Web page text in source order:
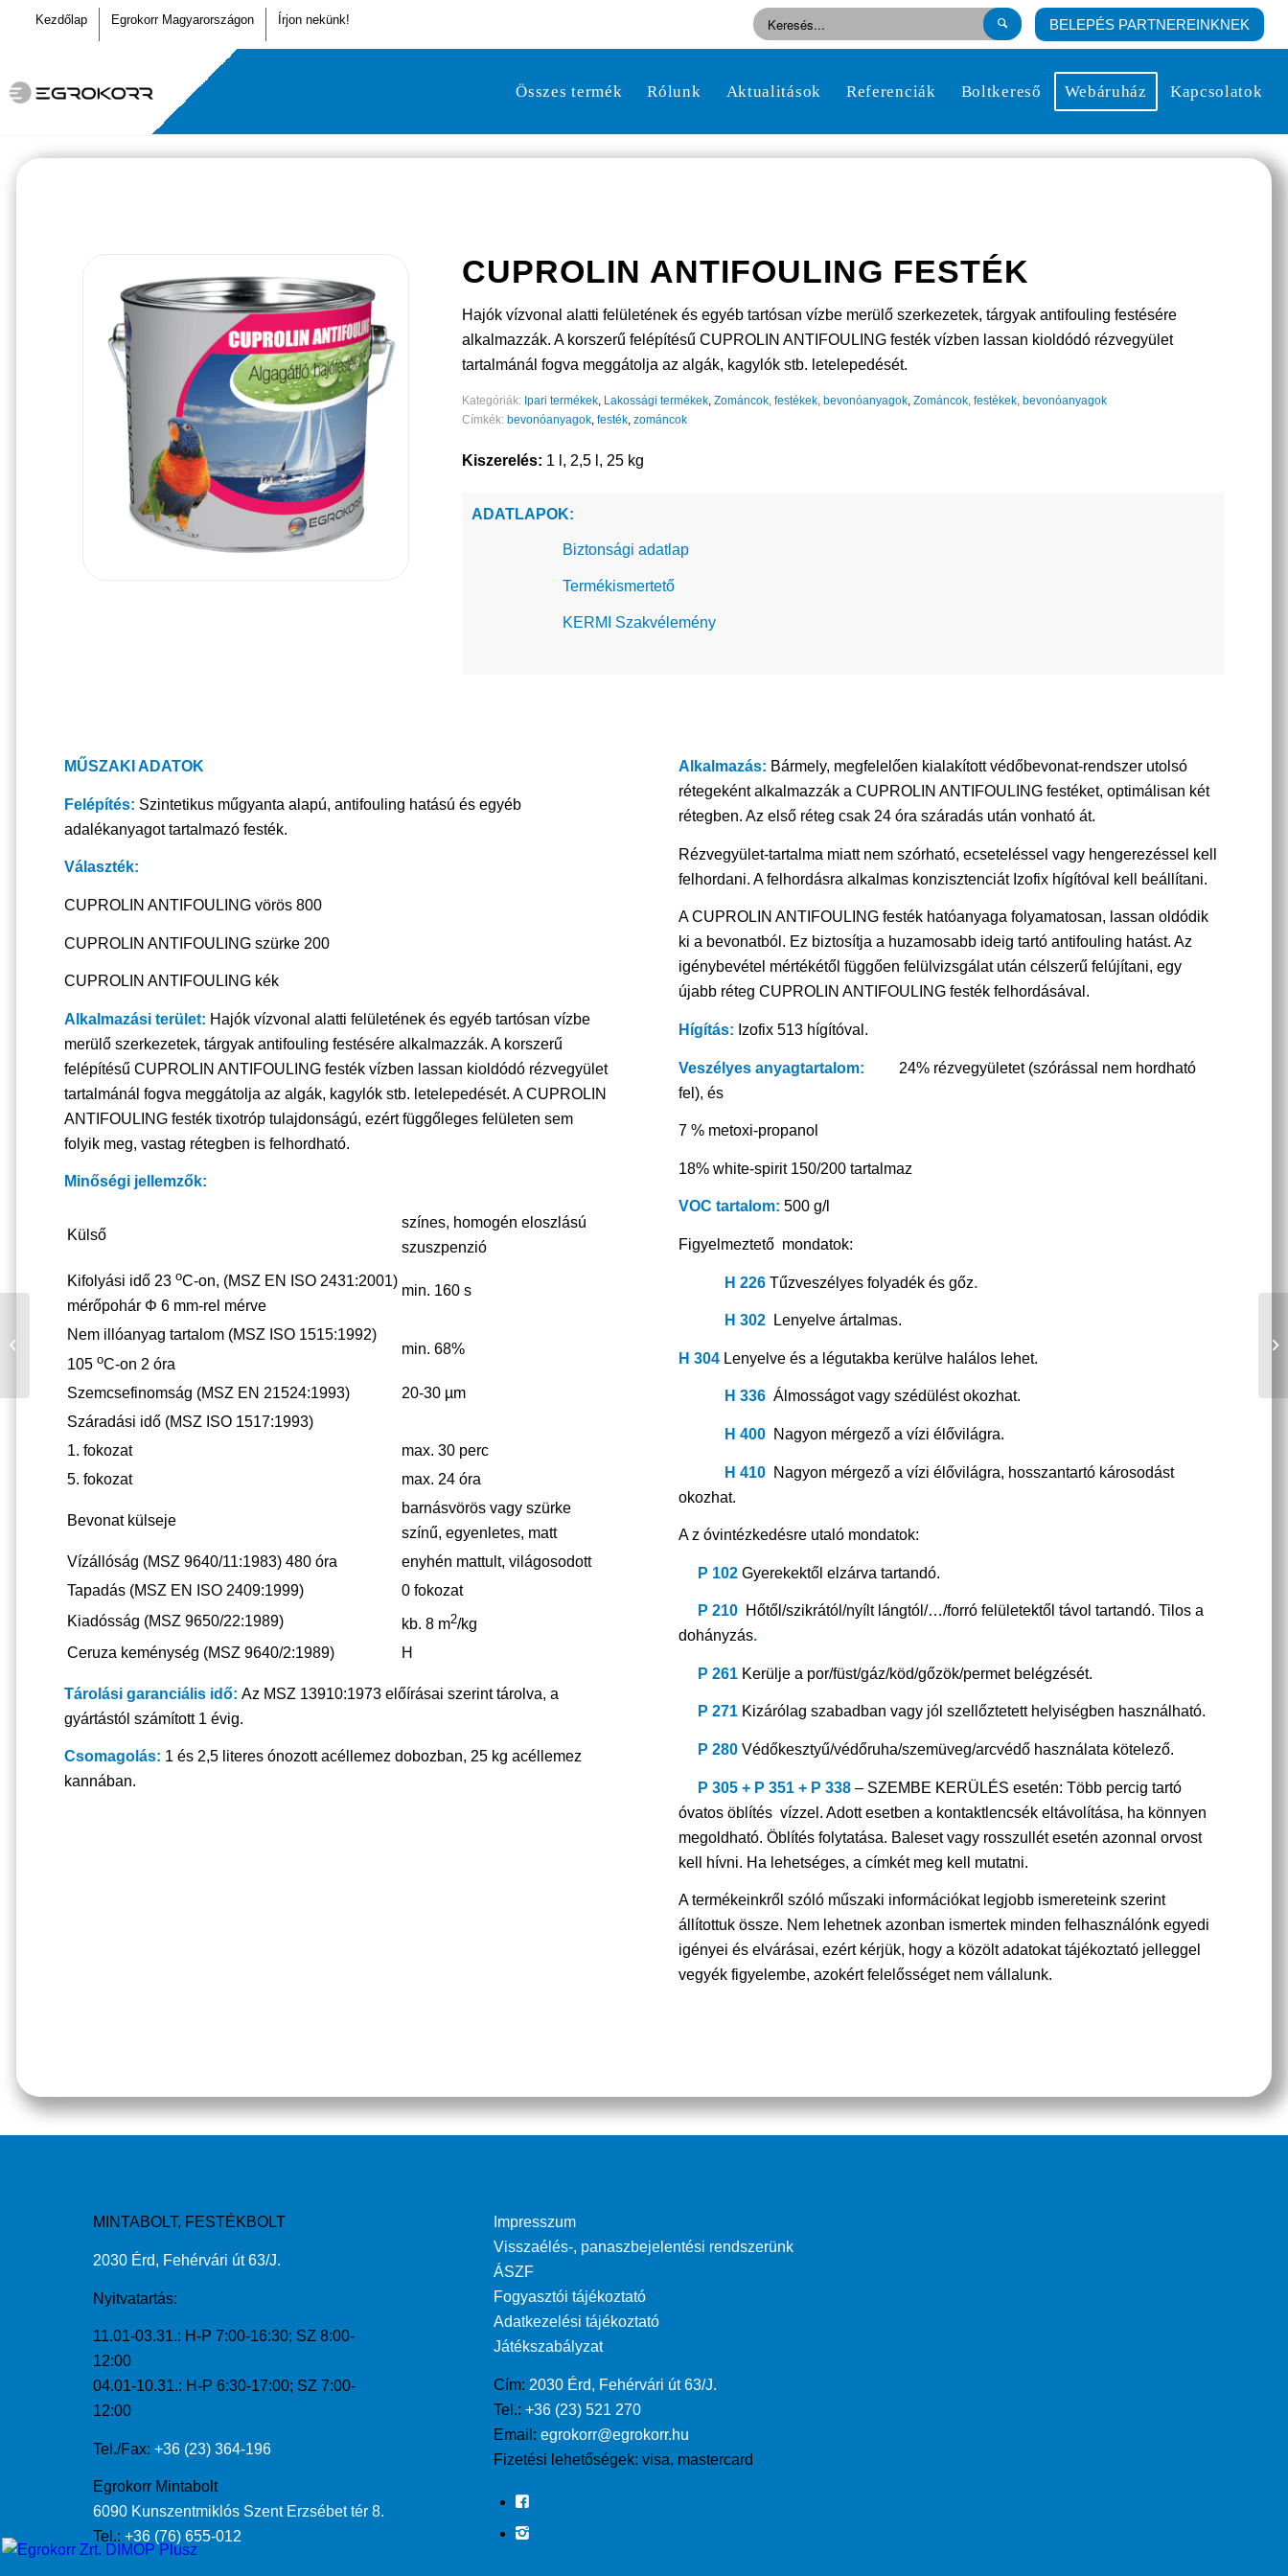
Kezdőlap Egrokorr Magyarországon Írjon nekünk! BELEPÉS PARTNEREINKNEK
Összes termék Rólunk Aktualitások Referenciák Boltkereső Webáruház Kapcsolatok
CUPROLIN ANTIFOULING FESTÉK
Hajók vízvonal alatti felületének és egyéb tartósan vízbe merülő szerkezetek, tárgyak antifouling festésére
alkalmazzák. A korszerű felépítésű CUPROLIN ANTIFOULING festék vízben lassan kioldódó rézvegyület
tartalmánál fogva meggátolja az algák, kagylók stb. letelepedését.
Kategóriák: Ipari termékek Lakossági termékek ,Zománcok, festékek, bevonóanyagok ,Zománcok, festékek, bevonóanyagok
Címkék:bevonóanyagok ,festék ,zománcok
Kiszerelés: 1 l, 2,5 l, 25 kg
ADATLAPOK:
Biztonsági adatlap
Termékismertető
KERMI Szakvélemény
MŰSZAKI ADATOK
Felépítés: Szintetikus műgyanta alapú, antifouling hatású és egyéb
adalékanyagot tartalmazó festék.
Választék:
CUPROLIN ANTIFOULING vörös 800
CUPROLIN ANTIFOULING szürke 200
CUPROLIN ANTIFOULING kék
Alkalmazási terület: Hajók vízvonal alatti felületének és egyéb tartósan vízbe
merülő szerkezetek, tárgyak antifouling festésére alkalmazzák. A korszerű
felépítésű CUPROLIN ANTIFOULING festék vízben lassan kioldódó rézvegyület
tartalmánál fogva meggátolja az algák, kagylók stb. letelepedését. A CUPROLIN
ANTIFOULING festék tixotróp tulajdonságú, ezért függőleges felületen sem
folyik meg, vastag rétegben is felhordható.
Minőségi jellemzők:
Külső
színes, homogén eloszlású
szuszpenzió
Kifolyási idő 23 oC-on, (MSZ EN ISO 2431:2001)
mérőpohár Φ 6 mm-rel mérve
min. 160 s
Nem illóanyag tartalom (MSZ ISO 1515:1992)
105 oC-on 2 óra
min. 68%
Szemcsefinomság (MSZ EN 21524:1993)
20-30 µm
Száradási idő (MSZ ISO 1517:1993)
1. fokozat
max. 30 perc
5. fokozat
max. 24 óra
Bevonat külseje
barnásvörös vagy szürke
színű, egyenletes, matt
Vízállóság (MSZ 9640/11:1983) 480 óra
enyhén mattult, világosodott
Tapadás (MSZ EN ISO 2409:1999)
0 fokozat
Kiadósság (MSZ 9650/22:1989)
kb. 8 m2/kg
Ceruza keménység (MSZ 9640/2:1989)
H
Tárolási garanciális idő: Az MSZ 13910:1973 előírásai szerint tárolva, a
gyártástól számított 1 évig.
Csomagolás: 1 és 2,5 literes ónozott acéllemez dobozban, 25 kg acéllemez
kannában.
Alkalmazás: Bármely, megfelelően kialakított védőbevonat-rendszer utolsó
rétegeként alkalmazzák a CUPROLIN ANTIFOULING festéket, optimálisan két
rétegben. Az első réteg csak 24 óra száradás után vonható át.
Rézvegyület-tartalma miatt nem szórható, ecseteléssel vagy hengerezéssel kell
felhordani. A felhordásra alkalmas konzisztenciát Izofix hígítóval kell beállítani.
A CUPROLIN ANTIFOULING festék hatóanyaga folyamatosan, lassan oldódik
ki a bevonatból. Ez biztosítja a huzamosabb ideig tartó antifouling hatást. Az
igénybevétel mértékétől függően felülvizsgálat után célszerű felújítani, egy
újabb réteg CUPROLIN ANTIFOULING festék felhordásával.
Hígítás: Izofix 513 hígítóval.
Veszélyes anyagtartalom: 24% rézvegyületet (szórással nem hordható
fel), és
7 % metoxi-propanol
18% white-spirit 150/200 tartalmaz
VOC tartalom:500 g/l
Figyelmeztető mondatok:
H 226Tűzveszélyes folyadék és gőz.
H 302 Lenyelve ártalmas.
H 304 Lenyelve és a légutakba kerülve halálos lehet.
H 336Álmosságot vagy szédülést okozhat.
H 400 Nagyon mérgező a vízi élővilágra.
H 410 Nagyon mérgező a vízi élővilágra, hosszantartó károsodást
okozhat.
A z óvintézkedésre utaló mondatok:
P 102Gyerekektől elzárva tartandó.
P 210 Hőtől/szikrától/nyílt lángtól/…/forró felületektől távol tartandó. Tilos a
dohányzás.
P 261 Kerülje a por/füst/gáz/köd/gőzök/permet belégzését.
P 271 Kizárólag szabadban vagy jól szellőztetett helyiségben használható.
P 280Védőkesztyű/védőruha/szemüveg/arcvédő használata kötelező.
P 305 + P 351 + P 338 – SZEMBE KERÜLÉS esetén: Több percig tartó
óvatos öblítés vízzel. Adott esetben a kontaktlencsék eltávolítása, ha könnyen
megoldható. Öblítés folytatása. Baleset vagy rosszullét esetén azonnal orvost
kell hívni. Ha lehetséges, a címkét meg kell mutatni.
A termékeinkről szóló műszaki információkat legjobb ismereteink szerint
állítottuk össze. Nem lehetnek azonban ismertek minden felhasználónk egyedi
igényei és elvárásai, ezért kérjük, hogy a közölt adatokat tájékoztató jelleggel
vegyék figyelembe, azokért felelősséget nem vállalunk.
MINTABOLT, FESTÉKBOLT
2030 Érd, Fehérvári út 63/J.
Nyitvatartás:
11.01-03.31.: H-P 7:00-16:30; SZ 8:00-
12:00
04.01-10.31.: H-P 6:30-17:00; SZ 7:00-
12:00
Tel./Fax: +36 (23) 364-196
Egrokorr Mintabolt
6090 Kunszentmiklós Szent Erzsébet tér 8.
Tel.: +36 (76) 655-012
Impresszum
Visszaélés-, panaszbejelentési rendszerünk
ÁSZF
Fogyasztói tájékoztató
Adatkezelési tájékoztató
Játékszabályzat
Cím: 2030 Érd, Fehérvári út 63/J.
Tel.: +36 (23) 521 270
Email: egrokorr@egrokorr.hu
Fizetési lehetőségek: visa, mastercard
Dunaplaszt
Csatornafesték